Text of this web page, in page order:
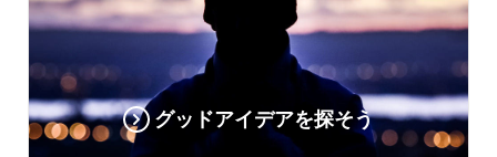
グッドアイデアを探そう